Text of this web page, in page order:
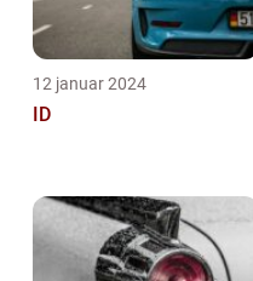
12 januar 2024
ID